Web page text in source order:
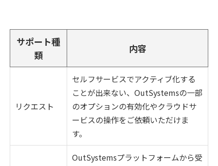
サポート種
類
内容
リクエスト
セルフサービスでアクティブ化する
ことが出来ない、OutSystemsの一部
のオプションの有効化やクラウドサ
ービスの操作をご依頼いただけま
す。
OutSystemsプラットフォームから受